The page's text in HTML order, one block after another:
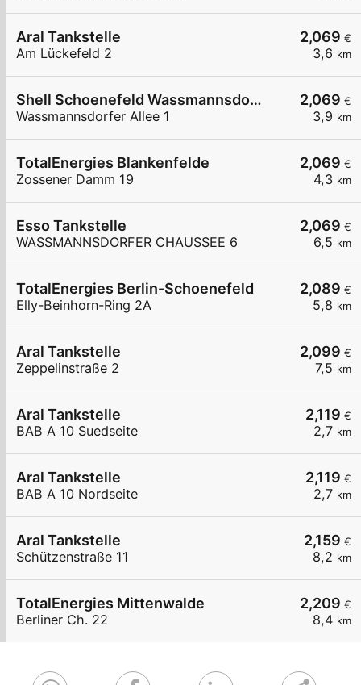
2,069 €
3,6 km
Aral Tankstelle
Am Lückefeld 2
2,069 €
3,9 km
Shell Schoenefeld Wassmannsdorfer Allee 1
Wassmannsdorfer Allee 1
2,069 €
4,3 km
TotalEnergies Blankenfelde
Zossener Damm 19
2,069 €
6,5 km
Esso Tankstelle
WASSMANNSDORFER CHAUSSEE 6
2,089 €
5,8 km
TotalEnergies Berlin-Schoenefeld
Elly-Beinhorn-Ring 2A
2,099 €
7,5 km
Aral Tankstelle
Zeppelinstraße 2
2,119 €
2,7 km
Aral Tankstelle
BAB A 10 Suedseite
2,119 €
2,7 km
Aral Tankstelle
BAB A 10 Nordseite
2,159 €
8,2 km
Aral Tankstelle
Schützenstraße 11
2,209 €
8,4 km
TotalEnergies Mittenwalde
Berliner Ch. 22